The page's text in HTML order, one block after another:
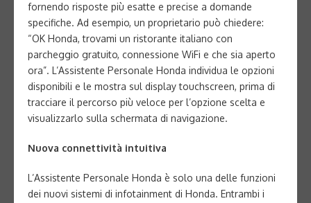
fornendo risposte più esatte e precise a domande
specifiche. Ad esempio, un proprietario può chiedere:
“OK Honda, trovami un ristorante italiano con
parcheggio gratuito, connessione WiFi e che sia aperto
ora”. L’Assistente Personale Honda individua le opzioni
disponibili e le mostra sul display touchscreen, prima di
tracciare il percorso più veloce per l’opzione scelta e
visualizzarlo sulla schermata di navigazione.
Nuova connettività intuitiva
L’Assistente Personale Honda è solo una delle funzioni
dei nuovi sistemi di infotainment di Honda. Entrambi i